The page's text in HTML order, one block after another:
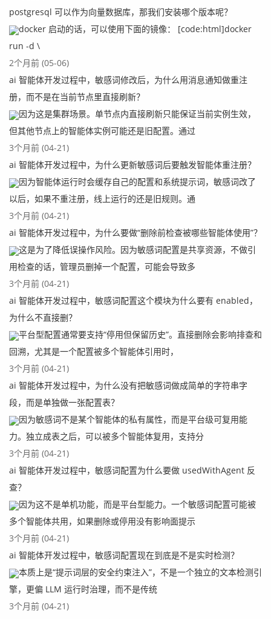
postgresql 可以作为向量数据库，那我们安装哪个版本呢？
docker 启动的话，可以使用下面的镜像： [code:html]docker
run -d \
2个月前 (05-06)
ai 智能体开发过程中，敏感词修改后，为什么用消息通知做重注
册，而不是在当前节点里直接刷新？
因为这是集群场景。单节点内直接刷新只能保证当前实例生效，
但其他节点上的智能体实例可能还是旧配置。通过
3个月前 (04-21)
ai 智能体开发过程中，为什么更新敏感词后要触发智能体重注册？
因为智能体运行时会缓存自己的配置和系统提示词，敏感词改了
以后，如果不重注册，线上运行的还是旧规则。通
3个月前 (04-21)
ai 智能体开发过程中，为什么要做“删除前检查被哪些智能体使用”？
这是为了降低误操作风险。因为敏感词配置是共享资源，不做引
用检查的话，管理员删掉一个配置，可能会导致多
3个月前 (04-21)
ai 智能体开发过程中，敏感词配置这个模块为什么要有 enabled，
为什么不直接删？
平台型配置通常要支持“停用但保留历史”。直接删除会影响排查和
回溯，尤其是一个配置被多个智能体引用时，
3个月前 (04-21)
ai 智能体开发过程中，为什么没有把敏感词做成简单的字符串字
段，而是单独做一张配置表？
因为敏感词不是某个智能体的私有属性，而是平台级可复用能
力。独立成表之后，可以被多个智能体复用，支持分
3个月前 (04-21)
ai 智能体开发过程中，敏感词配置为什么要做 usedWithAgent 反
查？
因为这不是单机功能，而是平台型能力。一个敏感词配置可能被
多个智能体共用，如果删除或停用没有影响面提示
3个月前 (04-21)
ai 智能体开发过程中，敏感词配置现在到底是不是实时检测？
本质上是“提示词层的安全约束注入”，不是一个独立的文本检测引
擎，更偏 LLM 运行时治理，而不是传统
3个月前 (04-21)